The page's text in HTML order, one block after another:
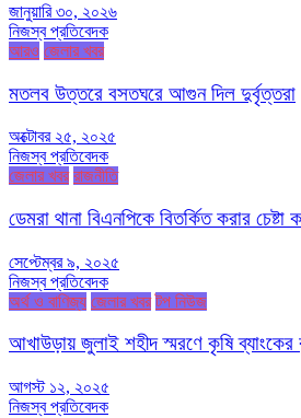
জানুয়ারি ৩০, ২০২৬
নিজস্ব প্রতিবেদক
আরও জেলার খবর
মতলব উত্তরে বসতঘরে আগুন দিল দুর্বৃত্তরা
অক্টোবর ২৫, ২০২৫
নিজস্ব প্রতিবেদক
জেলার খবর রাজনীতি
ডেমরা থানা বিএনপিকে বিতর্কিত করার
সেপ্টেম্বর ৯, ২০২৫
নিজস্ব প্রতিবেদক
অর্থ ও বাণিজ্য জেলার খবর টপ নিউজ
আখাউড়ায় জুলাই শহীদ স্মরণে কৃষি ব্যাংকের
আগস্ট ১২, ২০২৫
নিজস্ব প্রতিবেদক